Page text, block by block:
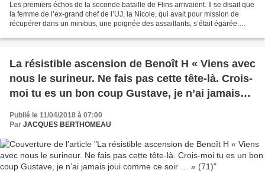
Les premiers échos de la seconde bataille de Flins arrivaient. Il se disait que
la femme de l’ex-grand chef de l’UJ, la Nicole, qui avait pour mission de
récupérer dans un minibus, une poignée des assaillants, s’était égarée.
La résistible ascension de Benoît H « Viens avec
nous le surineur. Ne fais pas cette tête-là. Crois-
moi tu es un bon coup Gustave, je n’ai jamais
joui comme ce soir … » (71)
Publié le 11/04/2018 à 07:00
Par JACQUES BERTHOMEAU